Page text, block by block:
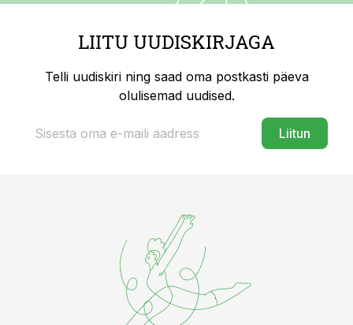
LIITU UUDISKIRJAGA
Telli uudiskiri ning saad oma postkasti päeva
olulisemad uudised.
Liitun